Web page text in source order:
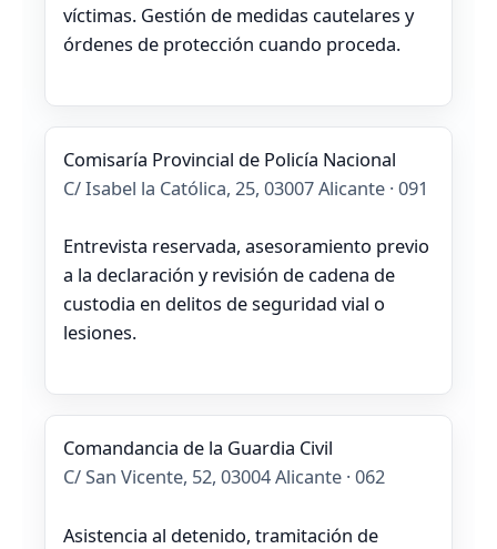
víctimas. Gestión de medidas cautelares y
órdenes de protección cuando proceda.
Comisaría Provincial de Policía Nacional
C/ Isabel la Católica, 25, 03007 Alicante · 091
Entrevista reservada, asesoramiento previo
a la declaración y revisión de cadena de
custodia en delitos de seguridad vial o
lesiones.
Comandancia de la Guardia Civil
C/ San Vicente, 52, 03004 Alicante · 062
Asistencia al detenido, tramitación de